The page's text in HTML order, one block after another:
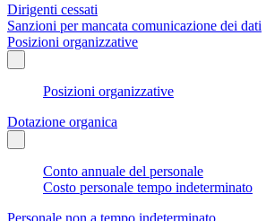
Dirigenti cessati
Sanzioni per mancata comunicazione dei dati
Posizioni organizzative
Posizioni organizzative
Dotazione organica
Conto annuale del personale
Costo personale tempo indeterminato
Personale non a tempo indeterminato